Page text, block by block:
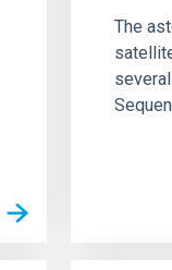
The